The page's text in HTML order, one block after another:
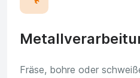
Fräse, bohre oder